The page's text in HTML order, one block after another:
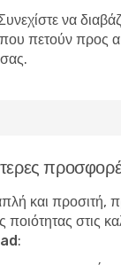
να
που πετούν
και προσιτή,
στις
: